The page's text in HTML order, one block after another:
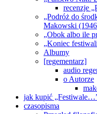
recenzje
„Podróż do
Makowski
„Obok albo ile
„Koniec
Albumy
[regementarz]
audio
o Autorze
jak kupić
czasopisma